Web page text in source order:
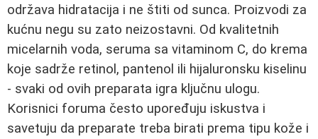
održava hidratacija i ne štiti od sunca. Proizvodi za
kućnu negu su zato neizostavni. Od kvalitetnih
micelarnih voda, seruma sa vitaminom C, do krema
koje sadrže retinol, pantenol ili hijaluronsku kiselinu
- svaki od ovih preparata igra ključnu ulogu.
Korisnici foruma često upoređuju iskustva i
savetuju da preparate treba birati prema tipu kože i